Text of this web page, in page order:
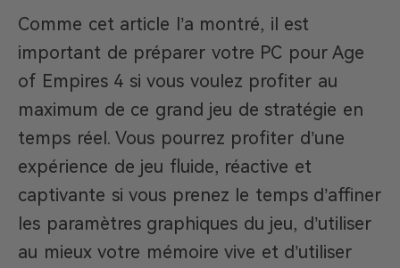
Comme cet article l’a montré, il est
important de préparer votre PC pour Age
of Empires 4 si vous voulez profiter au
maximum de ce grand jeu de stratégie en
temps réel. Vous pourrez profiter d’une
expérience de jeu fluide, réactive et
captivante si vous prenez le temps d’affiner
les paramètres graphiques du jeu, d’utiliser
au mieux votre mémoire vive et d’utiliser